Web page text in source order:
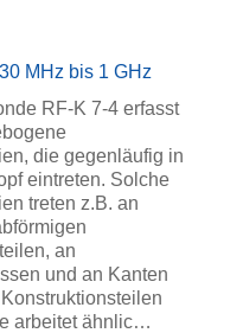
MHz bis 1 GHz
RF-K 7-4 erfasst
die gegenläufig in
eintreten. Solche
treten z.B. an
an
und an Kanten
arbeitet ähnlic…